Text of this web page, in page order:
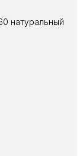
натуральный